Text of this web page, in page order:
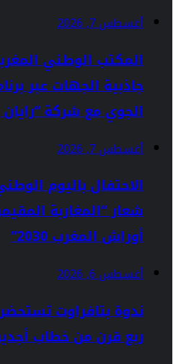
أغسطس 7, 2026
المكتب الوطني
جاذبية الجهات عبر
الجوي مع شركة “رايان
أغسطس 7, 2026
الاحتفال باليوم
شعار “المغاربة
أوراش المغرب 2030”
أغسطس 6, 2026
ندوة بتافراوت
ربع قرن من خطاب